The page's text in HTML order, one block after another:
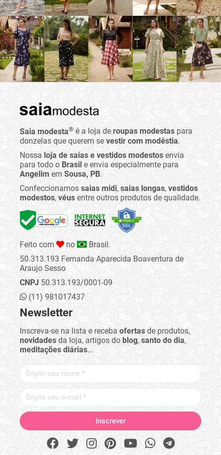
Saia modesta® é a loja de roupas modestas para
donzelas que querem se vestir com modéstia.
Nossa loja de saias e vestidos modestos envia
para todo o Brasil e envia especialmente para
Angelim em Sousa, PB.
Confeccionamos saias midi, saias longas, vestidos
modestos, véus entre outros produtos de qualidade.
Feito com no
Brasil.
50.313.193 Fernanda Aparecida Boaventura de
Araujo Sesso
CNPJ 50.313.193/0001-09
(11) 981017437
Newsletter
Inscreva-se na lista e receba ofertas de produtos,
novidades da loja, artigos do blog, santo do dia,
meditações diárias...